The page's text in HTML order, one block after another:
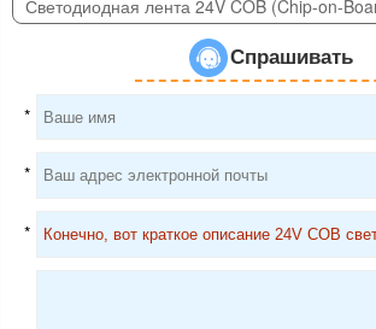
Светодиодная лента 24V COB (Chip-on-
Спрашивать
*
*
*